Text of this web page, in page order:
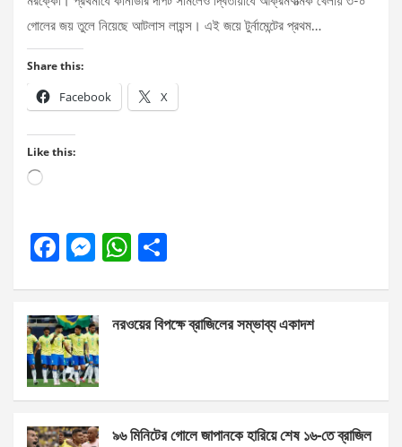
গোলের জয় তুলে নিয়েছে আটলাস লায়ন্স। এই জয়ে টুর্নামেন্টের প্রথম…
Share this:
Facebook X
Like this:
Loading…
F
b
o
o
k
M
n
g
er
W
s
p
e
নরওয়ের বিপক্ষে ব্রাজিলের সম্ভাব্য একাদশ
৯৬ মিনিটের গোলে জাপানকে হারিয়ে শেষ ১৬-তে ব্রাজিল